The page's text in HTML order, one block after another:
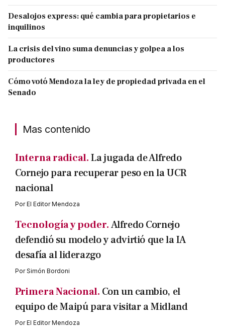
Desalojos express: qué cambia para propietarios e
inquilinos
La crisis del vino suma denuncias y golpea a los
productores
Cómo votó Mendoza la ley de propiedad privada en el
Senado
Mas contenido
Interna radical.La jugada de Alfredo
Cornejo para recuperar peso en la UCR
nacional
PorEl Editor Mendoza
Tecnología y poder.Alfredo Cornejo
defendió su modelo y advirtió que la IA
desafía al liderazgo
PorSimón Bordoni
Primera Nacional. Con un cambio, el
equipo de Maipú para visitar a Midland
PorEl Editor Mendoza